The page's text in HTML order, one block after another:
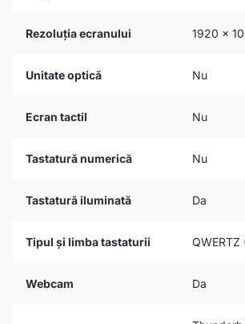
Rezoluția ecranului 1920 x
Unitate optică Nu
Ecran tactil Nu
Tastatură numerică Nu
Tastatură iluminată Da
Tipul și limba tastaturii QWERTZ
Webcam Da